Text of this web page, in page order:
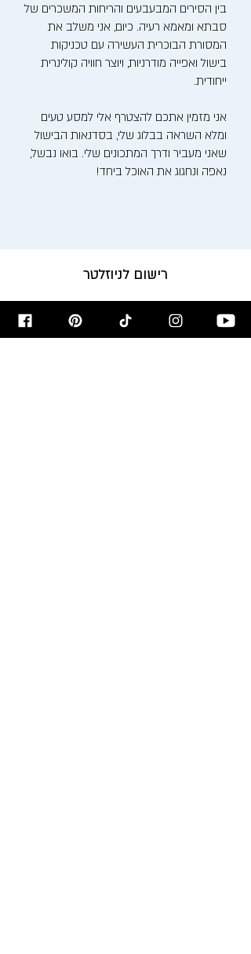
בין הסירים המבעבעים והריחות המשכרים של
סבתא ומאמא רעיה. כיום, אני משלב את
המסורת הבוכרית העשירה עם טכניקות
בישול ואפייה מודרניות, ויוצר חוויה קולינרית
ייחודית.
אני מזמין אתכם להצטרף אלי למסע טעים
ומלא השראה בבלוג שלי, בסדנאות הבישול
שאני מעביר ודרך המתכונים שלי. בואו נבשל,
נאפה ונחגוג את האוכל ביחד!
רישום לניוזלטר
הירשמו לניוזלטר לקבלת עדכונים על
המתכונים לפני כולם!